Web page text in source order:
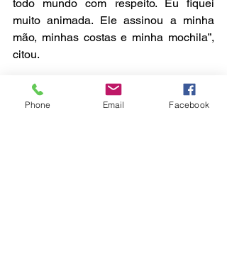
todo mundo com respeito. Eu fiquei
muito animada. Ele assinou a minha
mão, minhas costas e minha mochila”,
citou.
Phone Email Facebook